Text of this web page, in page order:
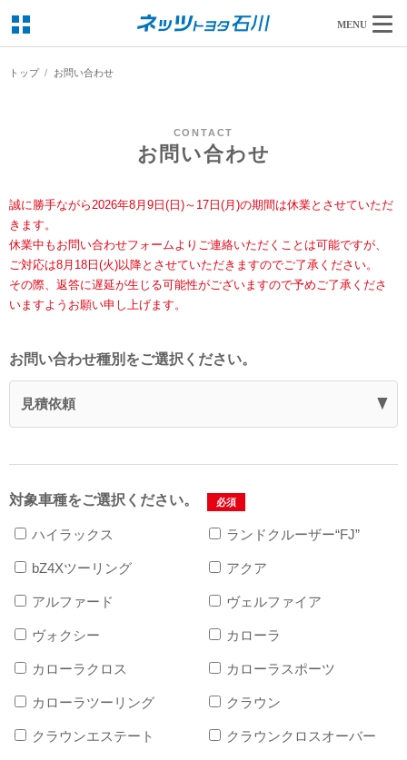
MENU
トップ お問い合わせ
CONTACT
お問い合わせ
誠に勝手ながら2026年8月9日(日)～17日(月)の期間は休業とさせていただ
きます。
休業中もお問い合わせフォームよりご連絡いただくことは可能ですが、
ご対応は8月18日(火)以降とさせていただきますのでご了承ください。
その際、返答に遅延が生じる可能性がございますので予めご了承くださ
いますようお願い申し上げます。
お問い合わせ種別をご選択ください。
見積依頼
対象車種をご選択ください。 必須
ハイラックス ランドクルーザー“FJ”
bZ4Xツーリング アクア
アルファード ヴェルファイア
ヴォクシー カローラ
カローラクロス カローラスポーツ
カローラツーリング クラウン
クラウンエステート クラウンクロスオーバー